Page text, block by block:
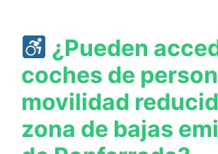
¿Pueden
coches de
movilidad
zona de bajas